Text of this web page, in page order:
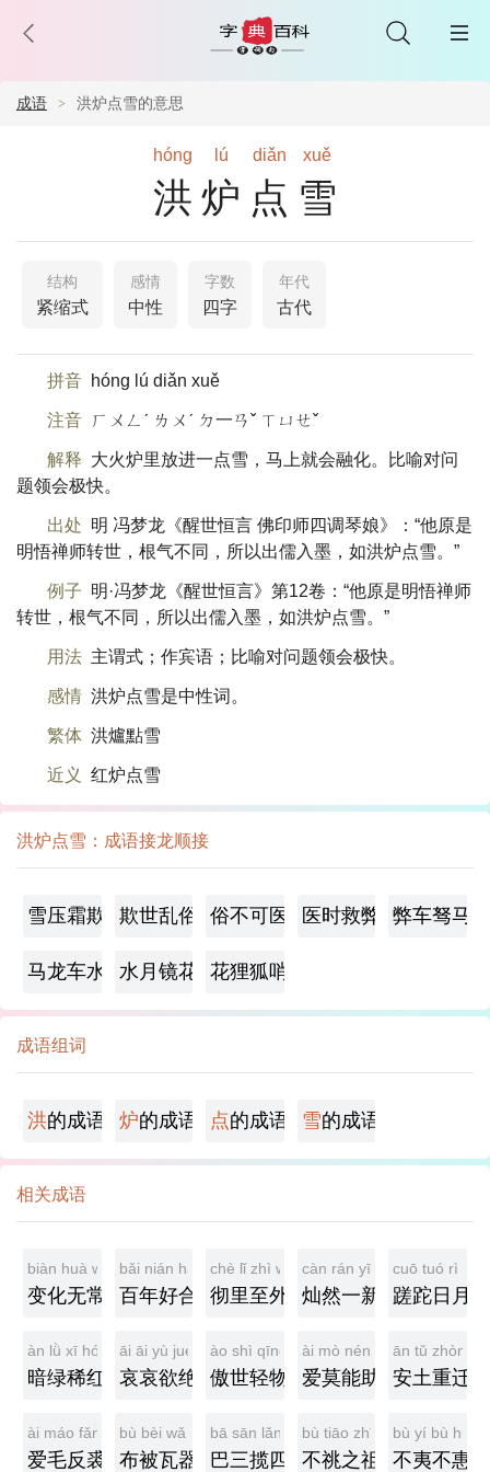
成语 洪炉点雪的意思
hóng lú diǎn xuě
洪炉点雪
结构
紧缩式
感情
中性
字数
四字
年代
古代
拼音 hóng lú diǎn xuě
注音 ㄏㄨㄥˊ ㄌㄨˊ ㄉ一ㄢˇ ㄒㄩㄝˇ
解释 大火炉里放进一点雪，马上就会融化。比喻对问
题领会极快。
出处 明 冯梦龙《醒世恒言 佛印师四调琴娘》：“他原是
明悟禅师转世，根气不同，所以出儒入墨，如洪炉点雪。”
例子 明·冯梦龙《醒世恒言》第12卷：“他原是明悟禅师
转世，根气不同，所以出儒入墨，如洪炉点雪。”
用法 主谓式；作宾语；比喻对问题领会极快。
感情 洪炉点雪是中性词。
繁体 洪爐點雪
近义 红炉点雪
洪炉点雪：成语接龙顺接
雪压霜欺 欺世乱俗 俗不可医 医时救弊 弊车驽马
马龙车水 水月镜花 花狸狐哨
成语组词
洪的成语 炉的成语 点的成语 雪的成语
相关成语
biàn huà wú cháng
变化无常
bǎi nián hǎo hé
百年好合
chè lǐ zhì wài
彻里至外
càn rán yī xīn
灿然一新
cuō tuó rì yuè
蹉跎日月
àn lǜ xī hóng
暗绿稀红
āi āi yù jué
哀哀欲绝
ào shì qīng wù
傲世轻物
ài mò néng zhù
爱莫能助
ān tǔ zhòng
安土重迁
ài máo fǎn qiú
爱毛反裘
bù bèi wǎ qì
布被瓦器
bā sān lǎn sì
巴三揽四
bù tiāo zhī zǔ
不祧之祖
bù yí bù huì
不夷不惠